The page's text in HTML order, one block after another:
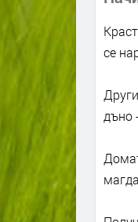
се
дъно